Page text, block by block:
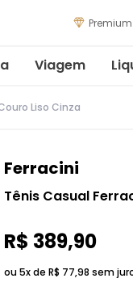
Premium
Viagem
Liso Cinza
Ferracini
Tênis Casual
R$ 389,90
ou 5x de R$ 77,98 sem